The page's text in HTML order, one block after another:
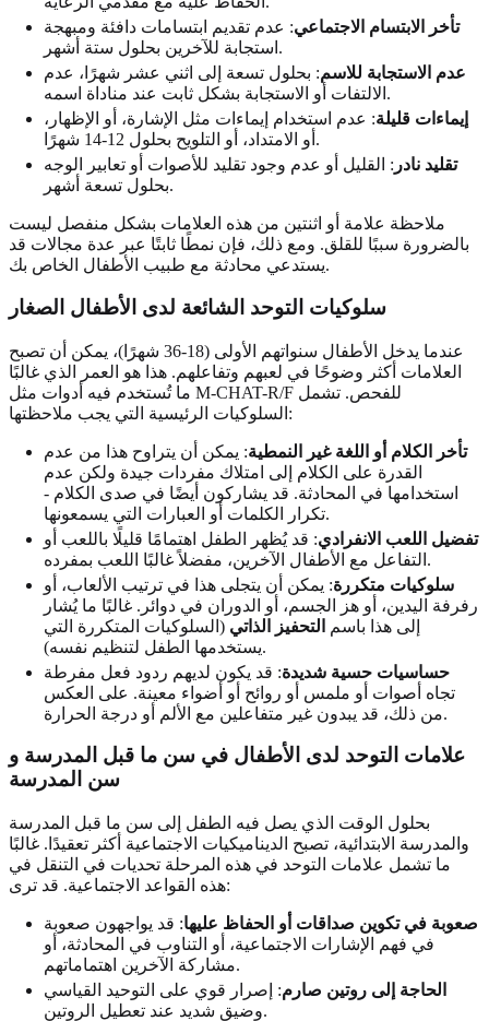
تأخر الابتسام الاجتماعي: عدم تقديم ابتسامات دافئة ومبهجة
استجابة للآخرين بحلول ستة أشهر.
عدم الاستجابة للاسم: بحلول تسعة إلى اثني عشر شهرًا، عدم
الالتفات أو الاستجابة بشكل ثابت عند مناداة اسمه.
إيماءات قليلة: عدم استخدام إيماءات مثل الإشارة، أو الإظهار،
أو الامتداد، أو التلويح بحلول 12-14 شهرًا.
تقليد نادر : القليل أو عدم وجود تقليد للأصوات أو تعابير الوجه
بحلول تسعة أشهر.
ملاحظة علامة أو اثنتين من هذه العلامات بشكل منفصل ليست
بالضرورة سببًا للقلق. ومع ذلك، فإن نمطًا ثابتًا عبر عدة مجالات قد
يستدعي محادثة مع طبيب الأطفال الخاص بك.
سلوكيات التوحد الشائعة لدى الأطفال الصغار
عندما يدخل الأطفال سنواتهم الأولى (18-36 شهرًا)، يمكن أن تصبح
العلامات أكثر وضوحًا في لعبهم وتفاعلهم. هذا هو العمر الذي غالبًا
ما تُستخدم فيه أدوات مثل M-CHAT-R/F للفحص. تشمل
السلوكيات الرئيسية التي يجب ملاحظتها:
تأخر الكلام أو اللغة غير النمطية: يمكن أن يتراوح هذا من عدم
القدرة على الكلام إلى امتلاك مفردات جيدة ولكن عدم
استخدامها في المحادثة. قد يشاركون أيضًا في صدى الكلام -
تكرار الكلمات أو العبارات التي يسمعونها.
تفضيل اللعب الانفرادي: قد يُظهر الطفل اهتمامًا قليلًا باللعب أو
التفاعل مع الأطفال الآخرين، مفضلاً غالبًا اللعب بمفرده.
سلوكيات متكررة: يمكن أن يتجلى هذا في ترتيب الألعاب، أو
رفرفة اليدين، أو هز الجسم، أو الدوران في دوائر. غالبًا ما يُشار
إلى هذا باسم
التحفيز الذاتي (السلوكيات المتكررة التي
يستخدمها الطفل لتنظيم نفسه).
حساسيات حسية شديدة: قد يكون لديهم ردود فعل مفرطة
تجاه أصوات أو ملمس أو روائح أو أضواء معينة. على العكس
من ذلك، قد يبدون غير متفاعلين مع الألم أو درجة الحرارة.
علامات التوحد لدى الأطفال في سن ما قبل المدرسة و
سن المدرسة
بحلول الوقت الذي يصل فيه الطفل إلى سن ما قبل المدرسة
والمدرسة الابتدائية، تصبح الديناميكيات الاجتماعية أكثر تعقيدًا. غالبًا
ما تشمل علامات التوحد في هذه المرحلة تحديات في التنقل في
هذه القواعد الاجتماعية. قد ترى:
صعوبة في تكوين صداقات أو الحفاظ عليها: قد يواجهون صعوبة
في فهم الإشارات الاجتماعية، أو التناوب في المحادثة، أو
مشاركة الآخرين اهتماماتهم.
الحاجة إلى روتين صارم: إصرار قوي على التوحيد القياسي
وضيق شديد عند تعطيل الروتين.